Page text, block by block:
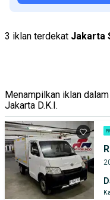
3 iklan terdekat Jakarta
Menampilkan iklan dalam
Jakarta D.K.I.